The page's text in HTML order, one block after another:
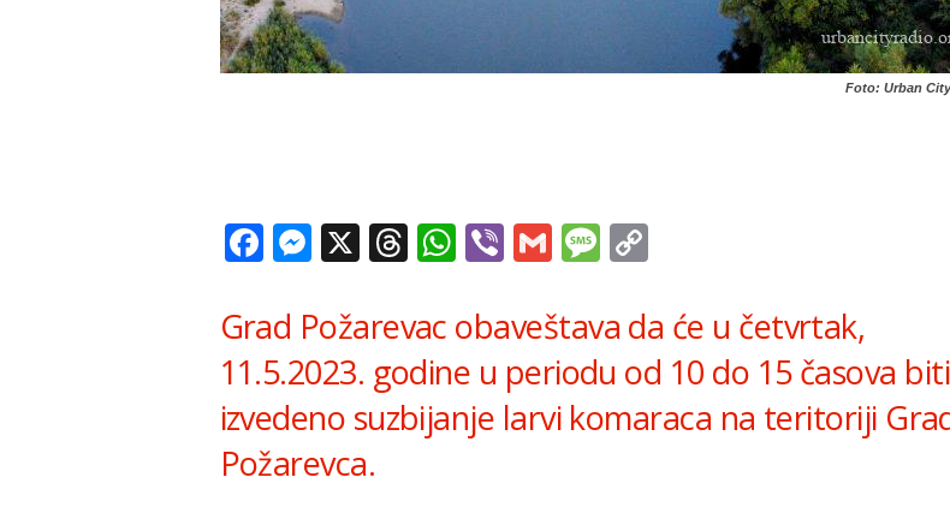
Foto: Urban City
Facebook
Messenger
X Threads
WhatsApp
ViberGmailMessage
Grad Požarevac obaveštava da će u četvrtak,
11.5.2023. godine u periodu od 10 do 15 časova biti
izvedeno suzbijanje larvi komaraca na teritoriji
Požarevca.